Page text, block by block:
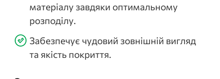
матеріалу завдяки оптимальному
розподілу.
Забезпечує чудовий зовнішній вигляд
та якість покриття.